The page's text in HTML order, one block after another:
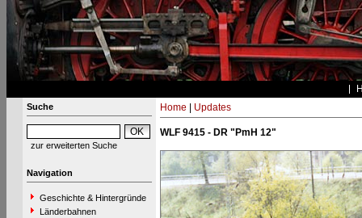
Suche
zur erweiterten Suche
Navigation
Geschichte & Hintergründe
Länderbahnen
Home Updates
WLF 9415 - DR "PmH 12"